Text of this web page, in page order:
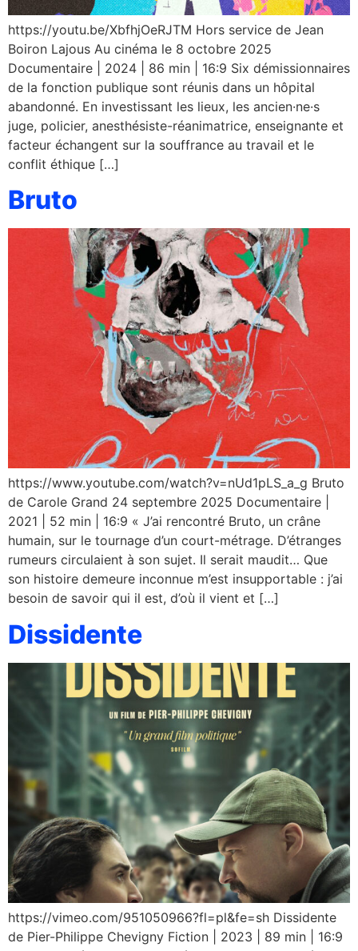
https://youtu.be/XbfhjOeRJTM Hors service de Jean
Boiron Lajous Au cinéma le 8 octobre 2025
Documentaire | 2024 | 86 min | 16:9 Six démissionnaires
de la fonction publique sont réunis dans un hôpital
abandonné. En investissant les lieux, les ancien·ne·s
juge, policier, anesthésiste-réanimatrice, enseignante et
facteur échangent sur la souffrance au travail et le
conflit éthique […]
Bruto
https://www.youtube.com/watch?v=nUd1pLS_a_g Bruto
de Carole Grand 24 septembre 2025 Documentaire |
2021 | 52 min | 16:9 « J’ai rencontré Bruto, un crâne
humain, sur le tournage d’un court-métrage. D’étranges
rumeurs circulaient à son sujet. Il serait maudit… Que
son histoire demeure inconnue m’est insupportable : j’ai
besoin de savoir qui il est, d’où il vient et […]
Dissidente
https://vimeo.com/951050966?fl=pl&fe=sh Dissidente
de Pier-Philippe Chevigny Fiction | 2023 | 89 min | 16:9